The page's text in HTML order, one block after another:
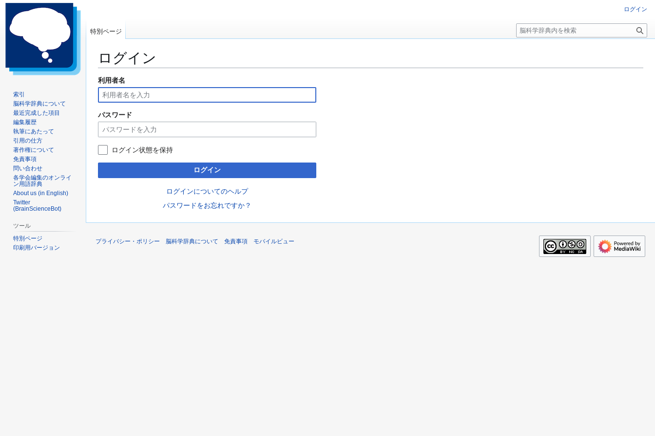
ログイン
ナ
ビ
ゲ
ー
シ
ョ
ン
に
動
検
索
に
移
動
利用者名
パスワード
ログイン状態を保持
ログイン
ログインについてのヘルプ
パスワードをお忘れですか？
ログイン
特別ページ
検
索
索引
脳科学辞典について
最近完成した項目
編集履歴
執筆にあたって
引用の仕方
著作権について
免責事項
問い合わせ
各学会編集のオンライ
ン用語辞典
About us (in English)
Twitter
(BrainScienceBot)
ツール
特別ページ
印刷用バージョン
プライバシー・ポリシー 脳科学辞典について 免責事項 モバイルビュー